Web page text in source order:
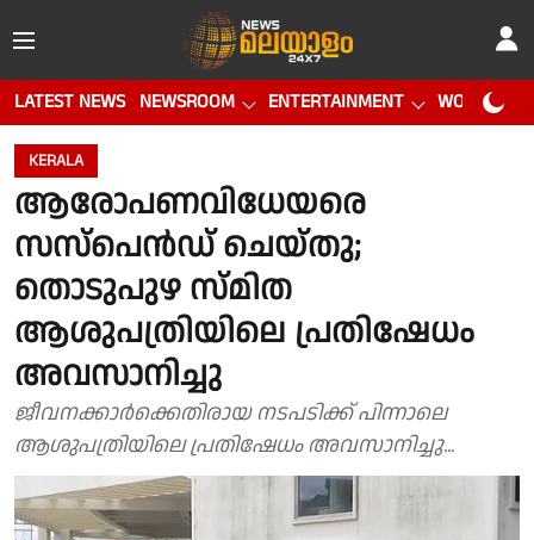
LATEST NEWS NEWSROOM ENTERTAINMENT WORLD CUP
KERALA
ആരോപണവിധേയരെ
സസ്പെൻഡ് ചെയ്തു;
തൊടുപുഴ സ്മിത
ആശുപത്രിയിലെ പ്രതിഷേധം
അവസാനിച്ചു
ജീവനക്കാർക്കെതിരായ നടപടിക്ക് പിന്നാലെ
ആശുപത്രിയിലെ പ്രതിഷേധം അവസാനിച്ചു...